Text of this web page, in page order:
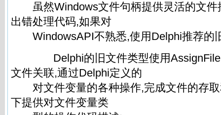
虽然Windows文件句柄提供灵活的文件
出错处理代码,如果对
WindowsAPI不熟悉,使用Delphi推荐的
Delphi的旧文件类型使用AssignFile,
文件关联,通过Delphi定义的
对文件变量的各种操作,完成文件的存取
下提供对文件变量类